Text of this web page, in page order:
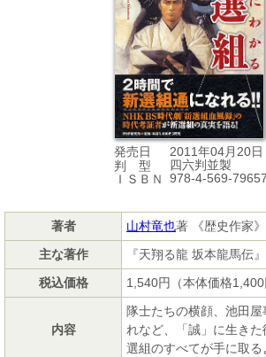
発売日
2011年04月20日
判 型
四六判並製
ＩＳＢＮ
978-4-569-
著者 山村竜也著 《歴史作家》
主な著作
『天翔る龍 坂本龍馬伝
税込価格
1,540円（本体価格1,400
内容
隊士たちの横顔、池田
れなど、「誠」に生き
選組のすべてが手に取る